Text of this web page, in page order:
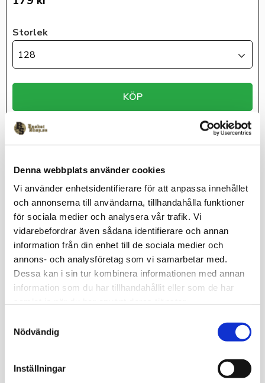
Denna webbplats använder cookies
Vi använder enhetsidentifierare för att anpassa innehållet
och annonserna till användarna, tillhandahålla funktioner
för sociala medier och analysera vår trafik. Vi
vidarebefordrar även sådana identifierare och annan
information från din enhet till de sociala medier och
annons- och analysföretag som vi samarbetar med.
Dessa kan i sin tur kombinera informationen med annan
information som du har tillhandahållit eller som de har
Nödvändig
Inställningar
Storlek
128
KÖP
Lagerstatus
Beställningsvara
Funktions t-shirt med mycket goda fukttransporterande
förmåga som håller dig torr närmast kroppen.Pirates Basketball
på bröstet. Material 100% polyester. Leveranstid: Ca 3 veckor
för kläder med klubbtryck.
Omdömen
Du